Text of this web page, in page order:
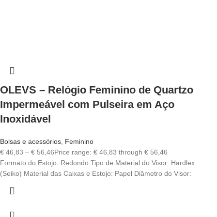
OLEVS – Relógio Feminino de Quartzo
Impermeável com Pulseira em Aço
Inoxidável
Bolsas e acessórios, Feminino
€ 46,83 – € 56,46Price range: € 46,83 through € 56,46
Formato do Estojo: Redondo Tipo de Material do Visor: Hardlex
(Seiko) Material das Caixas e Estojo: Papel Diâmetro do Visor: